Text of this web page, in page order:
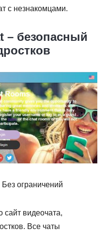
с незнакомцами.
– безопасный
Без ограничений
сайт видеочата,
Все чаты